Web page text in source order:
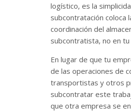
logístico, es la
subcontratación coloca
coordinación del
subcontratista, no en
En lugar de que tu
de las operaciones de
transportistas y otros
subcontratar este
que otra empresa se